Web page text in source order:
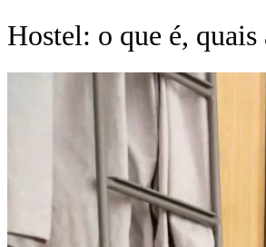
Hostel: o que é, quais